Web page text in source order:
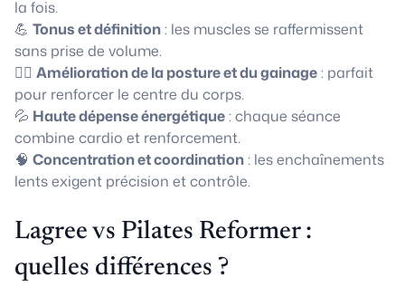
la fois.
💪 Tonus et définition: les muscles se raffermissent
sans prise de volume.
🧘‍♀️ Amélioration de la posture et du gainage: parfait
pour renforcer le centre du corps.
💦 Haute dépense énergétique: chaque séance
combine cardio et renforcement.
🧠 Concentration et coordination: les enchaînements
lents exigent précision et contrôle.
Lagree vs Pilates Reformer :
quelles différences ?